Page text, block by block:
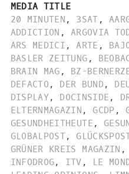
MEDIA TITLE
20 MINUTEN , 3SAT ,
ADDICTION , ARGOVIA
ARS MEDICI , ARTE ,
BASLER ZEITUNG ,
BRAIN MAG , BZ-
DEFACTO , DER BUND ,
DISPLAY, DOCINSIDE ,
ELTERNMAGAZIN , GCDP ,
GESUNDHEITHEUTE ,
GLOBALPOST,
GRÜNER KREIS MAGAZIN ,
INFODROG, ITV , LE